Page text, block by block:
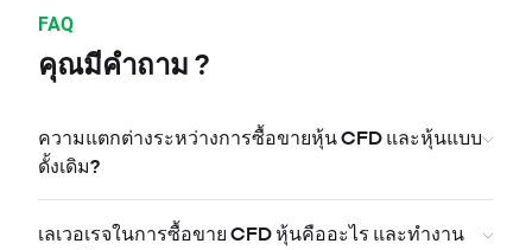
FAQ
คุณมีคำถาม ?
ความแตกต่างระหว่างการซื้อขายหุ้น CFD และหุ้นแบบ
ดั้งเดิม?
เลเวอเรจในการซื้อขาย CFD หุ้นคืออะไร และทำงาน